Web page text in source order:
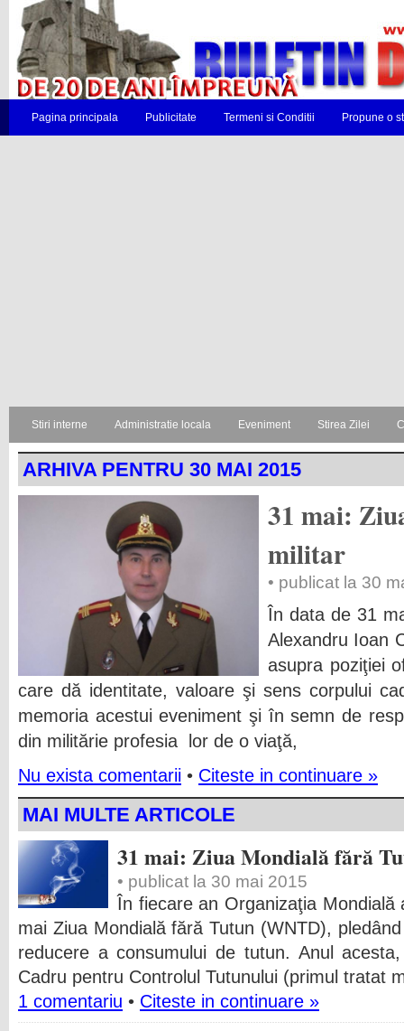
Pagina principala Publicitate Termeni si Conditii Propune o
Stiri interne Administratie locala Eveniment Stirea Zilei
ARHIVA PENTRU 30 MAI 2015
31 mai:
militar
• publicat la 30
În data de 31
Alexandru Ioan
asupra poziţiei
care dă identitate, valoare şi sens corpului
memoria acestui eveniment şi în semn de
din militărie profesia lor de o viaţă,
Nu exista comentarii • Citeste in continuare »
MAI MULTE ARTICOLE
31 mai: Ziua Mondială fără
• publicat la 30 mai 2015
În fiecare an Organizaţia
mai Ziua Mondială fără Tutun (WNTD),
reducere a consumului de tutun. Anul
Cadru pentru Controlul Tutunului (primul tratat
1 comentariu • Citeste in continuare »